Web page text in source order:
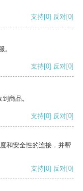
支持[0] 反对[0]
。
支持[0] 反对[0]
商品。
支持[0] 反对[0]
和安全性的连接，并帮
支持[0] 反对[0]